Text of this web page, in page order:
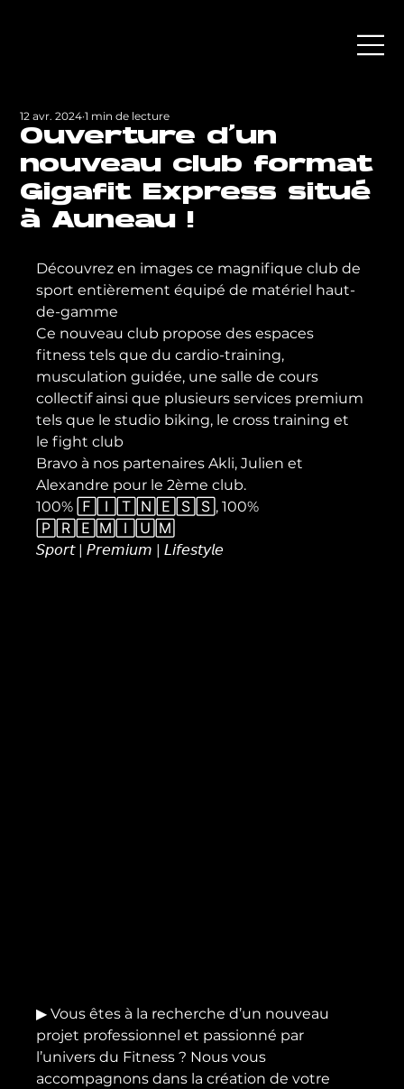
Ouverture d'un
nouveau club format
Gigafit Express situé
à Auneau !
12 avr. 2024 1 min de lecture
Découvrez en images ce magnifique club de
sport entièrement équipé de matériel haut-
de-gamme
Ce nouveau club propose des espaces
fitness tels que du cardio-training,
musculation guidée, une salle de cours
collectif ainsi que plusieurs services premium
tels que le studio biking, le cross training et
le fight club
Bravo à nos partenaires Akli, Julien et
Alexandre pour le 2ème club.
100% 🄵🄸🅃🄽🄴🅂🅂, 100%
🄿🅁🄴🄼🄸🅄🄼
𝘚𝘱𝘰𝘳𝘵 | 𝘗𝘳𝘦𝘮𝘪𝘶𝘮 | 𝘓𝘪𝘧𝘦𝘴𝘵𝘺𝘭𝘦
▶ Vous êtes à la recherche d’un nouveau
projet professionnel et passionné par
l’univers du Fitness ? Nous vous
accompagnons dans la création de votre